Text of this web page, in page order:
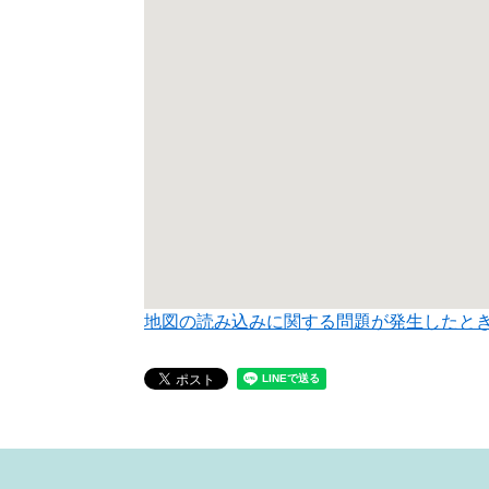
地図の読み込みに関する問題が発生したと